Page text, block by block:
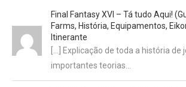
Final Fantasy XVI – Tá tudo Aqui!
Farms, História, Equipamentos,
Itinerante
[…] Explicação de toda a história de
importantes teorias…